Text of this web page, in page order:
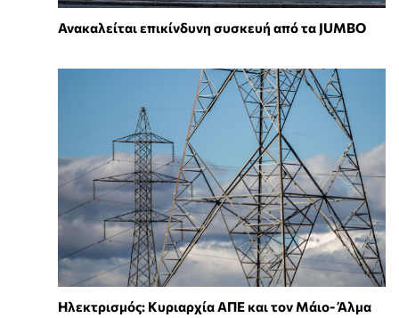
Ανακαλείται επικίνδυνη συσκευή από τα JUMBO
Ηλεκτρισμός: Κυριαρχία ΑΠΕ και τον Μάιο- Άλμα